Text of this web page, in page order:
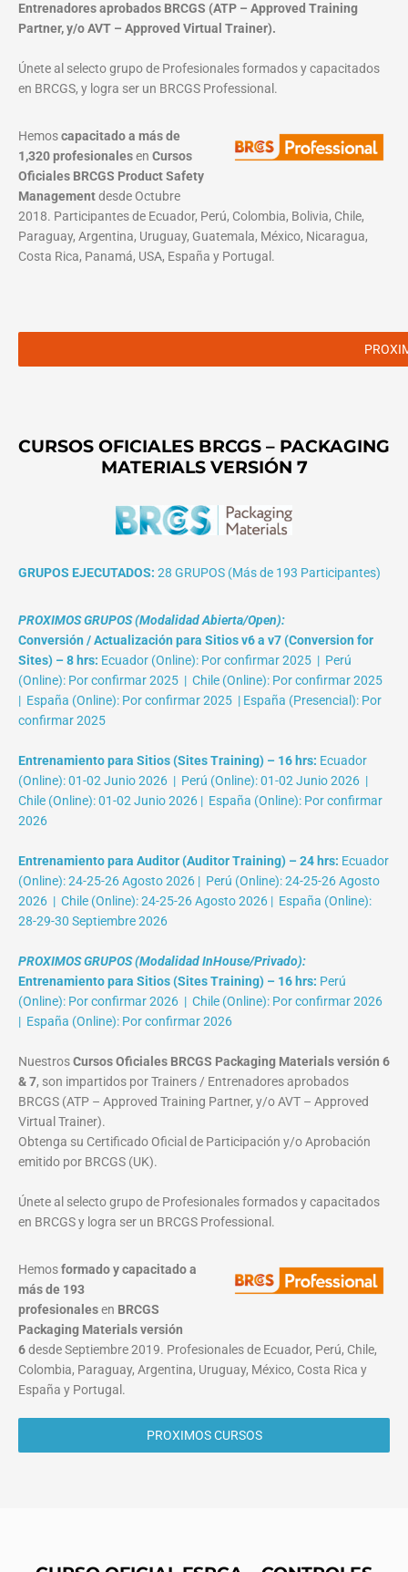
Entrenadores aprobados BRCGS (ATP – Approved Training
Partner, y/o AVT – Approved Virtual Trainer).
Únete al selecto grupo de Profesionales formados y capacitados
en BRCGS, y logra ser un BRCGS Professional.
Hemoscapacitado a más de
1,320 profesionalesen Cursos
Oficiales BRCGS Product Safety
Managementdesde Octubre
2018. Participantes de Ecuador, Perú, Colombia, Bolivia, Chile,
Paraguay, Argentina, Uruguay, Guatemala, México, Nicaragua,
Costa Rica, Panamá, USA, España y Portugal.
CURSOS OFICIALES BRCGS – PACKAGING
MATERIALS VERSIÓN 7
GRUPOS EJECUTADOS: 28 GRUPOS (Más de 193 Participantes)
PROXIMOS GRUPOS (Modalidad Abierta/Open):
Conversión / Actualización para Sitios v6 a v7 (Conversion for
Sites) – 8 hrs: Ecuador (Online): Por confirmar 2025 | Perú
(Online): Por confirmar 2025 | Chile (Online): Por confirmar 2025
| España (Online): Por confirmar 2025 | España (Presencial): Por
confirmar 2025
Entrenamiento para Sitios (Sites Training) – 16 hrs: Ecuador
(Online): 01-02 Junio 2026 | Perú (Online): 01-02 Junio 2026 |
Chile (Online): 01-02 Junio 2026 | España (Online): Por confirmar
2026
Entrenamiento para Auditor (Auditor Training) – 24 hrs: Ecuador
(Online): 24-25-26 Agosto 2026 | Perú (Online): 24-25-26 Agosto
2026 | Chile (Online): 24-25-26 Agosto 2026 | España (Online):
28-29-30 Septiembre 2026
PROXIMOS GRUPOS (Modalidad InHouse/Privado):
Entrenamiento para Sitios (Sites Training) – 16 hrs: Perú
(Online): Por confirmar 2026 | Chile (Online): Por confirmar 2026
| España (Online): Por confirmar 2026
NuestrosCursos Oficiales BRCGS Packaging Materials versión 6
& 7, son impartidos por Trainers / Entrenadores aprobados
BRCGS (ATP – Approved Training Partner, y/o AVT – Approved
Virtual Trainer).
Obtenga su Certificado Oficial de Participación y/o Aprobación
emitido por BRCGS (UK).
Únete al selecto grupo de Profesionales formados y capacitados
en BRCGS y logra ser un BRCGS Professional.
Hemosformado y capacitado a
más de 193
profesionalesen BRCGS
Packaging Materialsversión
6desde Septiembre 2019. Profesionales de Ecuador, Perú, Chile,
Colombia, Paraguay, Argentina, Uruguay, México, Costa Rica y
España y Portugal.
PROXIMOS CURSOS